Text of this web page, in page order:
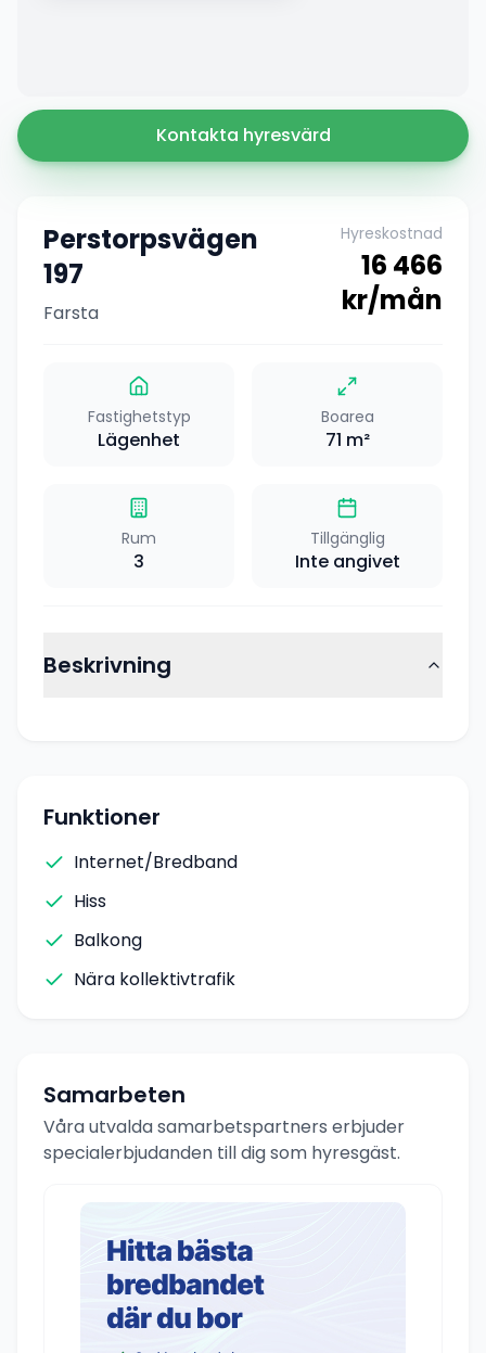
Kontakta hyresvärd
Perstorpsvägen
197
Farsta
Hyreskostnad
16 466
kr/mån
Fastighetstyp
Lägenhet
Boarea
71 m²
Rum
3
Tillgänglig
Inte angivet
Beskrivning
Funktioner
Internet/Bredband
Hiss
Balkong
Nära kollektivtrafik
Samarbeten
Våra utvalda samarbetspartners erbjuder
specialerbjudanden till dig som hyresgäst.